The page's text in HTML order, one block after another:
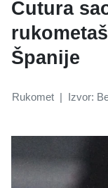
Čutura
Španije
Rukomet | Izvor: